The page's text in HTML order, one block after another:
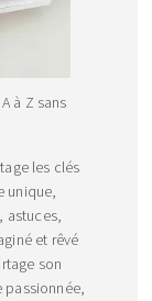
à Z sans
les clés
unique,
astuces,
et rêvé
son
passionnée,